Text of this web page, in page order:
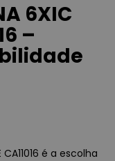
6XIC
–
CA11016 é a escolha